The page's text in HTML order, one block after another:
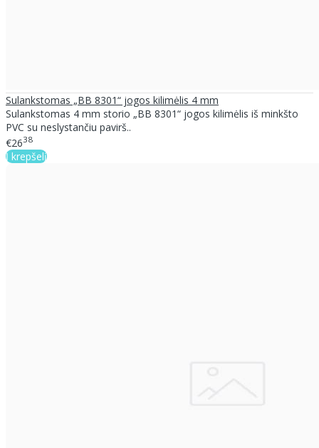
Sulankstomas „BB 8301“ jogos kilimėlis 4 mm
Sulankstomas 4 mm storio „BB 8301“ jogos kilimėlis iš minkšto
PVC su neslystančiu pavirš..
€2638
Į krepšelį